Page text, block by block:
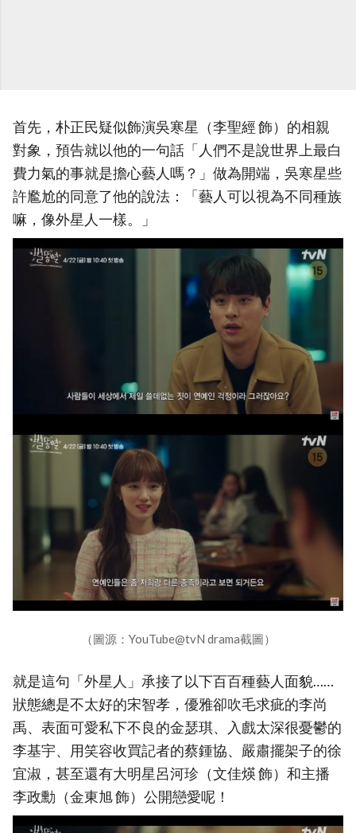
首先，朴正民疑似飾演吳寒星（李聖經 飾）的相親
對象，預告就以他的一句話「人們不是說世界上最白
費力氣的事就是擔心藝人嗎？」做為開端，吳寒星些
許尷尬的同意了他的說法：「藝人可以視為不同種族
嘛，像外星人一樣。」
（圖源：YouTube@tvN drama截圖）
就是這句「外星人」承接了以下百百種藝人面貌……
狀態總是不太好的宋智孝，優雅卻吹毛求疵的李尚
禹、表面可愛私下不良的金瑟琪、入戲太深很憂鬱的
李基宇、用笑容收買記者的蔡鍾協、嚴肅擺架子的徐
宜淑，甚至還有大明星呂河珍（文佳煐 飾）和主播
李政勳（金東旭 飾）公開戀愛呢！